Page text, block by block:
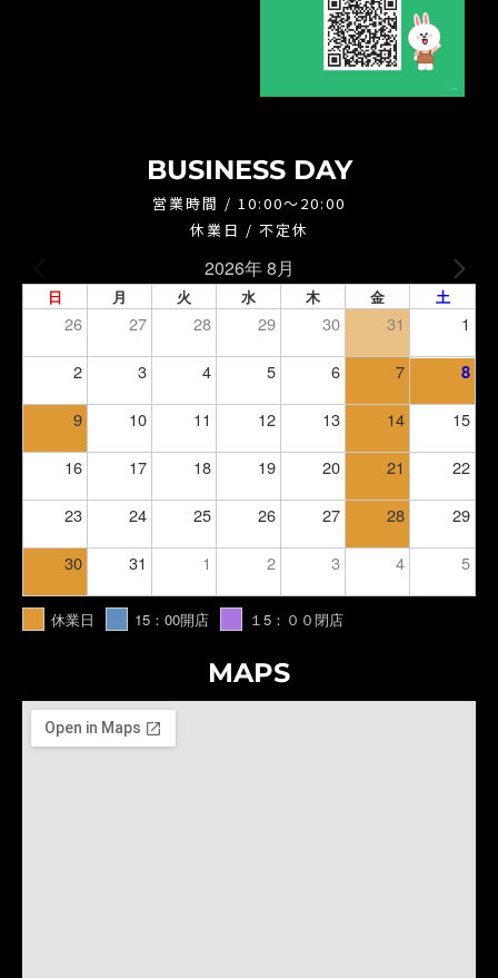
BUSINESS DAY
営業時間 / 10:00～20:00
休業日 / 不定休
2026年 8月
日 月 火 水 木 金 土
26 27 28 29 30 31 1
2 3 4 5 6 7 8
9 10 11 12 13 14 15
16 17 18 19 20 21 22
23 24 25 26 27 28 29
30 31 1 2 3 4 5
休業日 15：00開店 １5：００閉店
MAPS